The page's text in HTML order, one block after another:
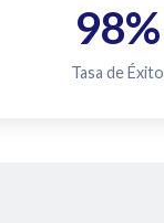
98%
Tasa de Éxito